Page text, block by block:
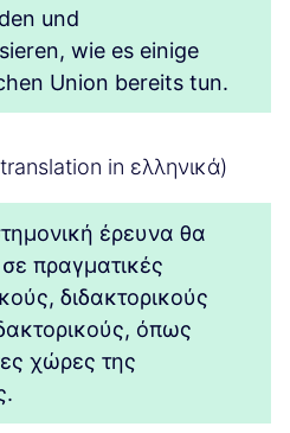
und
wie es einige
Union bereits tun.
in ελληνικά)
έρευνα θα
πραγματικές
διδακτορικούς
όπως
χώρες της